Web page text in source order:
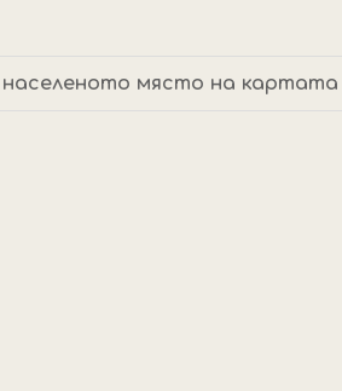
място на картата